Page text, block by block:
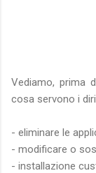
Vediamo, prima
cosa servono i
- eliminare le
- modificare o
- installazione